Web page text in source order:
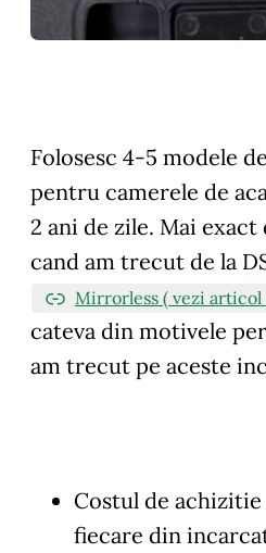
Folosesc 4-5 modele
pentru camerele de
2 ani de zile. Mai
cand am trecut de la
Mirrorless ( vezi articol
cateva din motivele
am trecut pe aceste
Costul de achizitie
fiecare din